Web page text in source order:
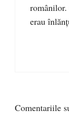
erau
Comentariile